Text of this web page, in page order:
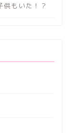
供もいた！？